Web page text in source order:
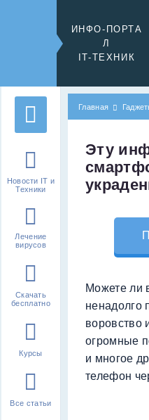
ИНФО-ПОРТА
Л
IT-ТЕХНИК
Новости IT и
Техники
Лечение
вирусов
Скачать
бесплатно
Курсы
Все статьи
Главная
Эту
Можете ли
ненадолго
воровство
огромные
и многое
телефон